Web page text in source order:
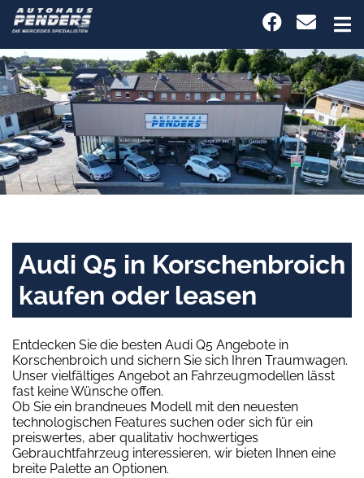
Audi Q5 in Korschenbroich
kaufen oder leasen
Entdecken Sie die besten Audi Q5 Angebote in
Korschenbroich und sichern Sie sich Ihren Traumwagen.
Unser vielfältiges Angebot an Fahrzeugmodellen lässt
fast keine Wünsche offen.
Ob Sie ein brandneues Modell mit den neuesten
technologischen Features suchen oder sich für ein
preiswertes, aber qualitativ hochwertiges
Gebrauchtfahrzeug interessieren, wir bieten Ihnen eine
breite Palette an Optionen.